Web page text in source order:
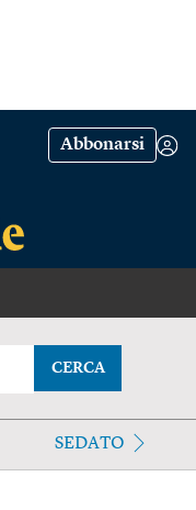
Abbonarsi
CERCA
SEDATO